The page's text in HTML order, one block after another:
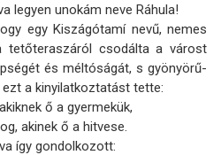
legyen unokám neve Ráhula!
egy Kiszágótamí nevű, nemes
tető­teraszáról csodálta a várost
és méltóságát, s gyönyörű­
a kinyilatkoztatást tette:
ő a gyermekük,
akinek ő a hitvese.
így gondolkozott: